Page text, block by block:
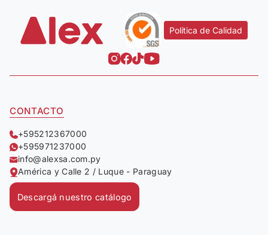
Política de Calidad
CONTACTO
+595212367000
+595971237000
info@alexsa.com.py
América y Calle 2 / Luque - Paraguay
Descargá nuestro catálogo